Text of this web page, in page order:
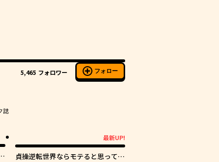
5,465 フォロワー フォロー
誌
最新UP!
貞操逆転世界ならモテると思ってい